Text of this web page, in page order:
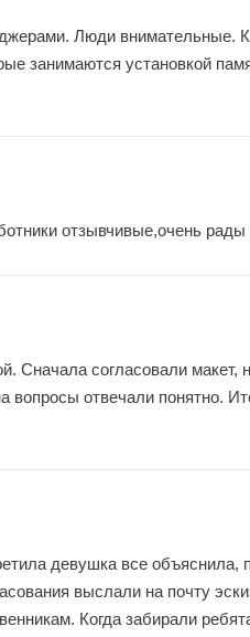
Люди внимательные.
занимаются установкой
отзывчивые,очень
Сначала согласовали
вопросы отвечали понятно.
девушка все
выслали на почту
Когда забирали